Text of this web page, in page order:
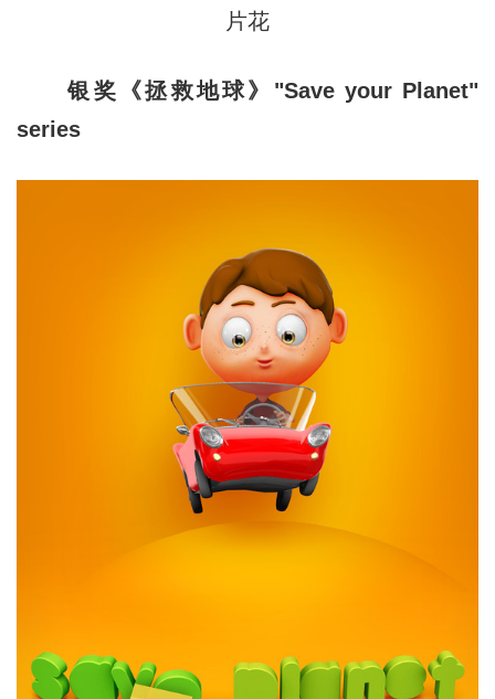
片花
银奖《拯救地球》"Save your Planet"
series